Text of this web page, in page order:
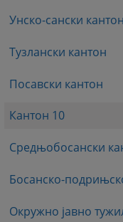
Унско-сански кантон
Тузлански кантон
Посавски кантон
Кантон 10
Средњобосански
Босанско-
Окружно јавно